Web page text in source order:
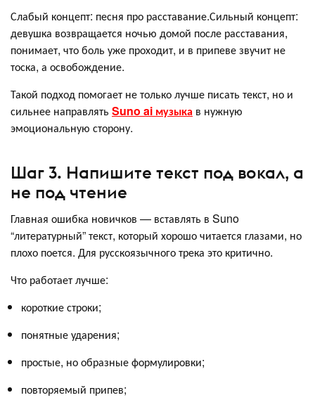
Слабый концепт: песня про расставание.Сильный концепт:
девушка возвращается ночью домой после расставания,
понимает, что боль уже проходит, и в припеве звучит не
тоска, а освобождение.
Такой подход помогает не только лучше писать текст, но и
сильнее направлять Suno ai музыка в нужную
эмоциональную сторону.
Шаг 3. Напишите текст под вокал, а
не под чтение
Главная ошибка новичков — вставлять в Suno
“литературный” текст, который хорошо читается глазами, но
плохо поется. Для русскоязычного трека это критично.
Что работает лучше:
короткие строки;
понятные ударения;
простые, но образные формулировки;
повторяемый припев;